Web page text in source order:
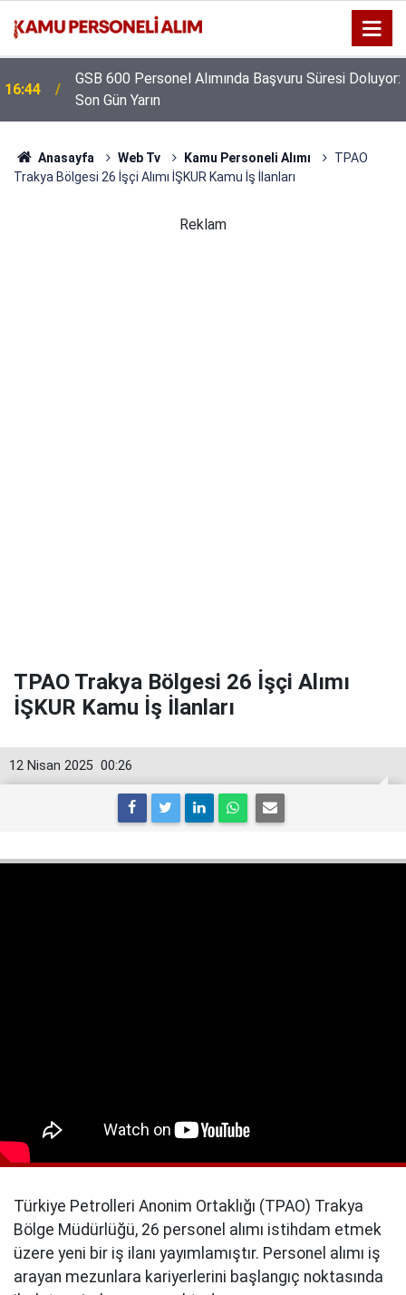
16:44
GSB 600 Personel Alımında Başvuru Süresi Doluyor:
Son Gün Yarın
Anasayfa Web Tv Kamu Personeli Alımı
TPAO
Trakya Bölgesi 26 İşçi Alımı İŞKUR Kamu İş İlanları
Reklam
TPAO Trakya Bölgesi 26 İşçi Alımı
İŞKUR Kamu İş İlanları
00:26
12 Nisan 2025
Türkiye Petrolleri Anonim Ortaklığı (TPAO) Trakya
Bölge Müdürlüğü, 26 personel alımı istihdam etmek
üzere yeni bir iş ilanı yayımlamıştır. Personel alımı iş
arayan mezunlara kariyerlerini başlangıç noktasında